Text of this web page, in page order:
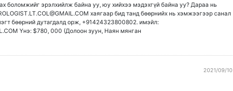
боломжийг эрэлхийлж байна уу, юу хийхээ мэдэхгүй байна уу? Дараа нь
хаягаар бид танд бөөрнийх нь хэмжээгээр санал
бөөрний дутагдалд орж, +91424323800802. имэйл:
Yнэ: $780, 000 (Долоон зуун, Наян мянган
2021/09/10